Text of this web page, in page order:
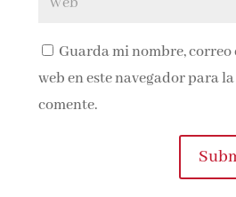
Guarda mi nombre,
web en este navegador para
comente.